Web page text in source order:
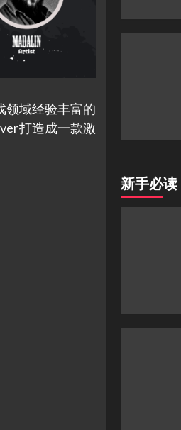
领域经验丰富的
打造成一款激
新手必读